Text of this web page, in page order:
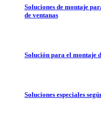
Soluciones de montaje
de ventanas
Solución para el montaje
Soluciones especiales